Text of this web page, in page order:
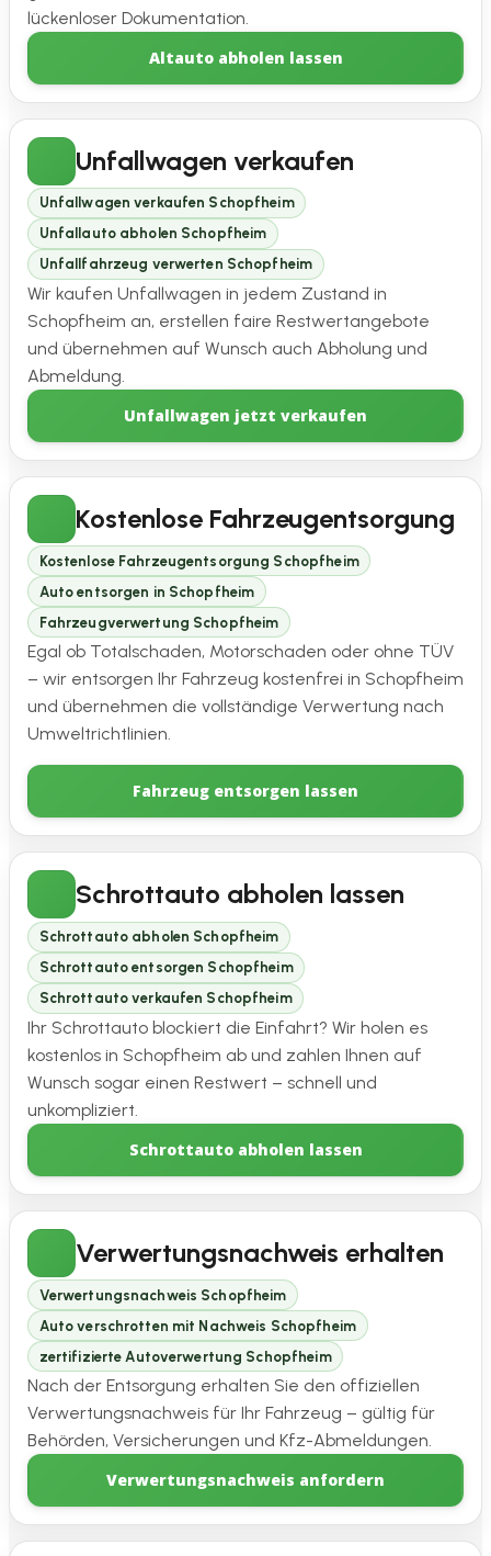
lückenloser Dokumentation.
Altauto abholen lassen
Unfallwagen verkaufen
Unfallwagen verkaufen Schopfheim
Unfallauto abholen Schopfheim
Unfallfahrzeug verwerten Schopfheim
Wir kaufen Unfallwagen in jedem Zustand in
Schopfheim an, erstellen faire Restwertangebote
und übernehmen auf Wunsch auch Abholung und
Abmeldung.
Unfallwagen jetzt verkaufen
Kostenlose Fahrzeugentsorgung
Kostenlose Fahrzeugentsorgung Schopfheim
Auto entsorgen in Schopfheim
Fahrzeugverwertung Schopfheim
Egal ob Totalschaden, Motorschaden oder ohne TÜV
– wir entsorgen Ihr Fahrzeug kostenfrei in Schopfheim
und übernehmen die vollständige Verwertung nach
Umweltrichtlinien.
Fahrzeug entsorgen lassen
Schrottauto abholen lassen
Schrottauto abholen Schopfheim
Schrottauto entsorgen Schopfheim
Schrottauto verkaufen Schopfheim
Ihr Schrottauto blockiert die Einfahrt? Wir holen es
kostenlos in Schopfheim ab und zahlen Ihnen auf
Wunsch sogar einen Restwert – schnell und
unkompliziert.
Schrottauto abholen lassen
Verwertungsnachweis erhalten
Verwertungsnachweis Schopfheim
Auto verschrotten mit Nachweis Schopfheim
zertifizierte Autoverwertung Schopfheim
Nach der Entsorgung erhalten Sie den offiziellen
Verwertungsnachweis für Ihr Fahrzeug – gültig für
Behörden, Versicherungen und Kfz-Abmeldungen.
Verwertungsnachweis anfordern